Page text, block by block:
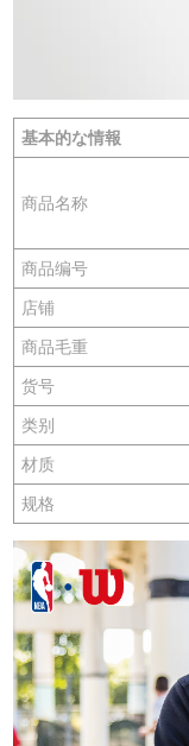
基本的な情報
商品名称
商品编号
店铺
商品毛重
货号
类别
材质
规格